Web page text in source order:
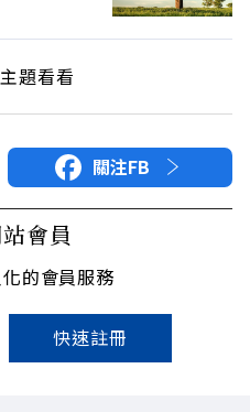
題看看
關注FB
會員
的會員服務
快速註冊